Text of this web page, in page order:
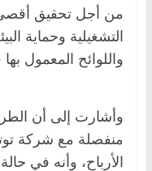
من أجل تحقيق أقصى
التشغيلية وحماية
واللوائح المعمول
وأشارت إلى أن
منفصلة مع شركة
الأرباح، وأنه في